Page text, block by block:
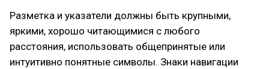
Разметка и указатели должны быть крупными,
яркими, хорошо читающимися с любого
расстояния, использовать общепринятые или
интуитивно понятные символы. Знаки навигации